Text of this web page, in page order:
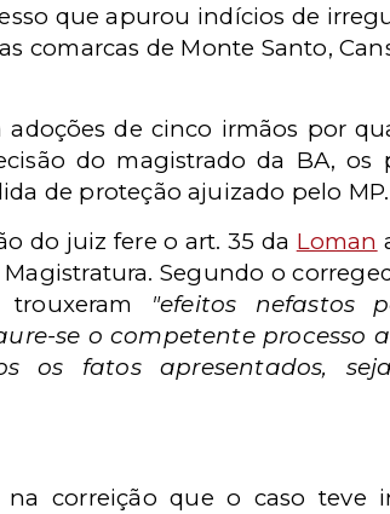
que apurou indícios de
comarcas de Monte Santo,
de cinco irmãos por
do magistrado da BA, os
de proteção ajuizado pelo MP.
do juiz fere o art. 35 da Loman
Magistratura. Segundo o
"efeitos nefastos
se o competente processo
os fatos apresentados,
correição que o caso teve